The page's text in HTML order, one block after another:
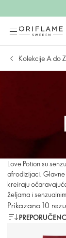
Kolekcije A do Z
Love Potion su
afrodizijaci.
kreiraju
željama i
Prikazano 10